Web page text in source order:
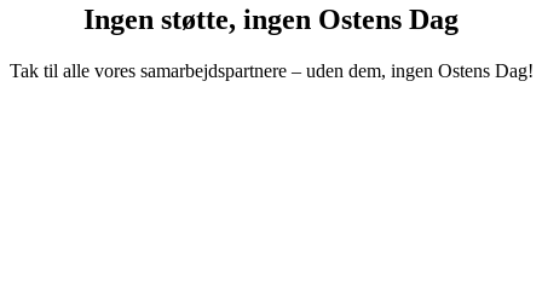
Ingen støtte, ingen Ostens Dag
Tak til alle vores samarbejdspartnere – uden dem, ingen Ostens Dag!